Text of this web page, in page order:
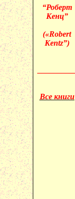
“Роберт
Кенц”
(«Robert
Kentz”)
Все книги